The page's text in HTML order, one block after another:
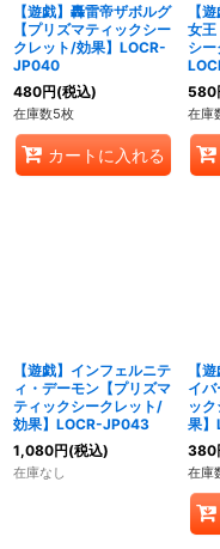
【遊戯】轟雷帝ザボルグ
【プリズマティックシー
クレット/効果】LOCR-
JP040
480円(税込)
在庫数5枚
カートに入れる
【
女王
シー
580
在庫
【遊戯】インフェルニテ
ィ・デーモン【プリズマ
ティックシークレット/
効果】LOCR-JP043
1,080円(税込)
在庫なし
【
イ
ッ
果
380
在庫